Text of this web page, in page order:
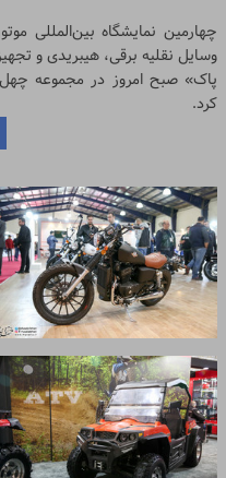
چهارمین نمایشگاه بین‌المللی
وسایل نقلیه برقی، هیبریدی و
پاک» صبح امروز در مجموعه
کرد.